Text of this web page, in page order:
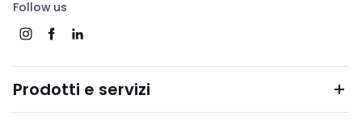
Follow us
Prodotti e servizi